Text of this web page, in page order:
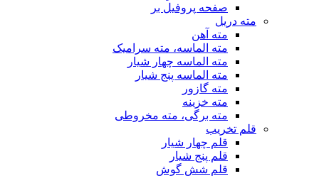
صفحه پروفیل بر
مته دریل
مته آهن
مته الماسه، مته سرامیک
مته الماسه چهار شیار
مته الماسه پنج شیار
مته گازور
مته خزینه
مته برگی، مته مخروطی
قلم تخریب
قلم چهار شیار
قلم پنج شیار
قلم شش گوش